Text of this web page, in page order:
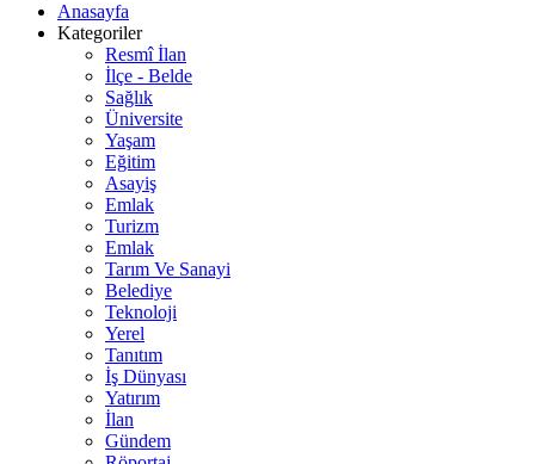
Anasayfa
Kategoriler
Resmî İlan
İlçe - Belde
Sağlık
Üniversite
Yaşam
Eğitim
Asayiş
Emlak
Turizm
Emlak
Tarım Ve Sanayi
Belediye
Teknoloji
Yerel
Tanıtım
İş Dünyası
Yatırım
İlan
Gündem